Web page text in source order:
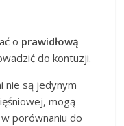
o prawidłową
do kontuzji.
nie są jedynym
mogą
porównaniu do